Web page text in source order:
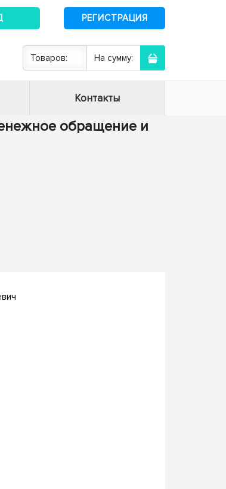
РЕГИСТРАЦИЯ
Товаров: На сумму:
Контакты
обращение и